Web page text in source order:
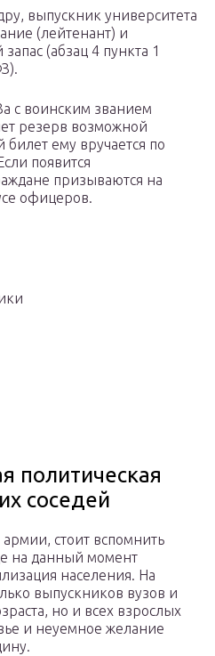
выпускник университета
(лейтенант) и
(абзац 4 пункта 1
с воинским званием
резерв возможной
ему вручается по
появится
призываются на
офицеров.
политическая
соседей
стоит вспомнить
на данный момент
населения. На
выпускников вузов и
но и всех взрослых
и неуемное желание